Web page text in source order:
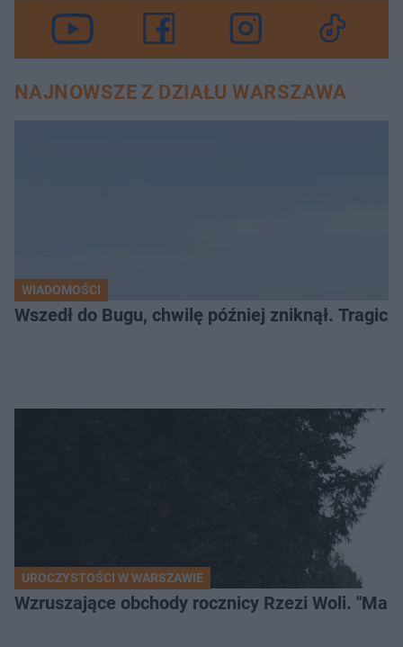
NAJNOWSZE Z DZIAŁU WARSZAWA
WIADOMOŚCI
Wszedł do Bugu, chwilę później zniknął.
UROCZYSTOŚCI W WARSZAWIE
Wzruszające obchody rocznicy Rzezi Woli.